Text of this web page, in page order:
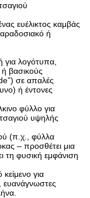
ευέλικτος καμβάς
ή
λογότυπα,
βασικούς
σε απαλές
ή έντονες
φύλλο για
τσαγιού υψηλής
(π.χ., φύλλα
– προσθέτει μια
τη φυσική εμφάνιση
για
ευανάγνωστες